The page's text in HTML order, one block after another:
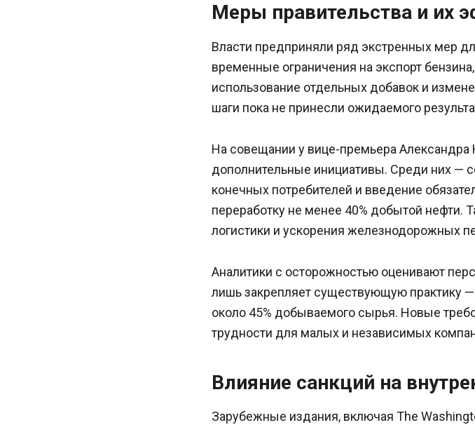
Меры правительства и их
Власти предприняли ряд экстренных мер
временные ограничения на экспорт
использование отдельных добавок и
шаги пока не принесли ожидаемого
На совещании у вице-премьера Александра
дополнительные инициативы. Среди них —
конечных потребителей и введение
переработку не менее 40% добытой
логистики и ускорения железнодорожных
Аналитики с осторожностью оценивают
лишь закрепляет существующую практику —
около 45% добываемого сырья. Новые
трудности для малых и независимых
Влияние санкций на
Зарубежные издания, включая The